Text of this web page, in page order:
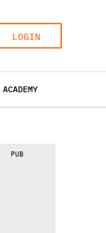
LOGIN
ACADEMY
PUB